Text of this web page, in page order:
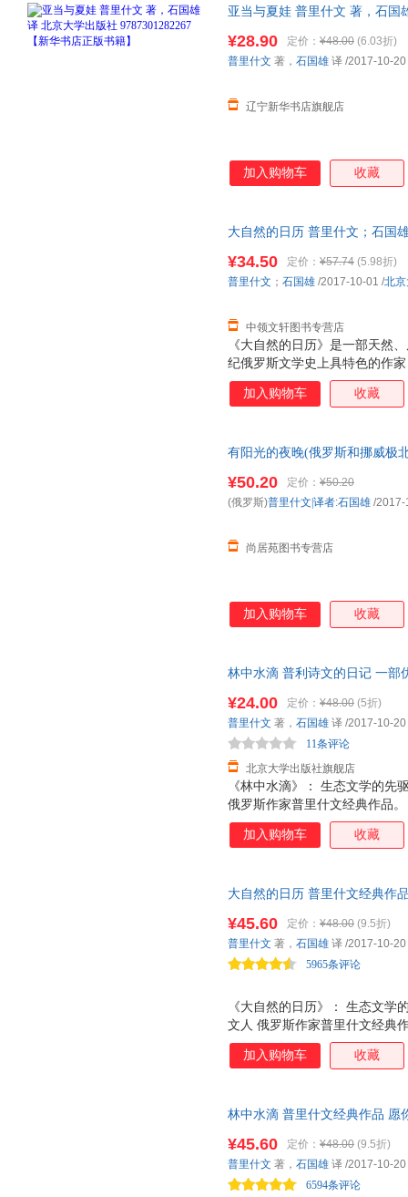
亚当与夏娃 普里什文 著，石国
¥28.90 定价： ¥48.00 (6.03折)
辽宁新华书店旗舰店
普里什文 著， 石国雄 译 /2017-10-20
加入购物车 收藏
大自然的日历 普里什文；石国
《大自然的日历》是一部天然
纪俄罗斯文学史上具特色的作
听鸟兽之语、草虫之音，在作
谐相处。在大自然的日历中，
¥34.50 定价： ¥57.74 (5.98折)
中领文轩图书专营店
普里什文 ； 石国雄 /2017-10-01 /北
加入购物车 收藏
有阳光的夜晚(俄罗斯和挪威极
¥50.20 定价： ¥50.20
尚居苑图书专营店
(俄罗斯)普里什文|译者:石国雄 /2017-
加入购物车 收藏
林中水滴 普利诗文的日记 一部
优美的散文交响曲 后方支援前
《林中水滴》： 生态文学的先
俄罗斯作家普里什文经典作品
会主席、北京大学原校长许智
有时像一个探险家，背起行囊
部落的风土人情；当然他并没
¥24.00 定价： ¥48.00 (5折)
北京大学出版社旗舰店
11条评论
普里什文 著， 石国雄 译 /2017-10-20
加入购物车 收藏
大自然的日历 普里什文经典作
《大自然的日历》： 生态文学
文人 俄罗斯作家普里什文经典
委员会主席、北京大学原校长
游泳能力，失去了像能飞散的
¥45.60 定价： ¥48.00 (9.5折)
5965条评论
普里什文 著， 石国雄 译 /2017-10-20
加入购物车 收藏
林中水滴 普里什文经典作品 愿
¥45.60 定价： ¥48.00 (9.5折)
6594条评论
普里什文 著， 石国雄 译 /2017-10-20